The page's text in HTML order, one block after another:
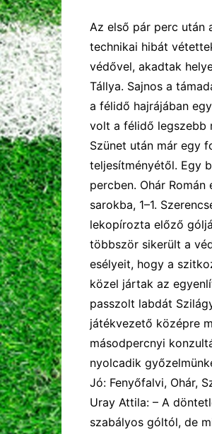
Az első pár perc után
technikai hibát
védővel, akadtak
Tállya. Sajnos a
a félidő hajrájában
volt a félidő legszebb
Szünet után már egy
teljesítményétől. Egy
percben. Ohár
sarokba, 1–1.
lekopírozta előző
többször sikerült a
esélyeit, hogy a
közel jártak az
passzolt labdát
játékvezető középre
másodpercnyi
nyolcadik
Jó: Fenyőfalvi, Ohár,
Uray Attila: – A
szabályos góltól, de